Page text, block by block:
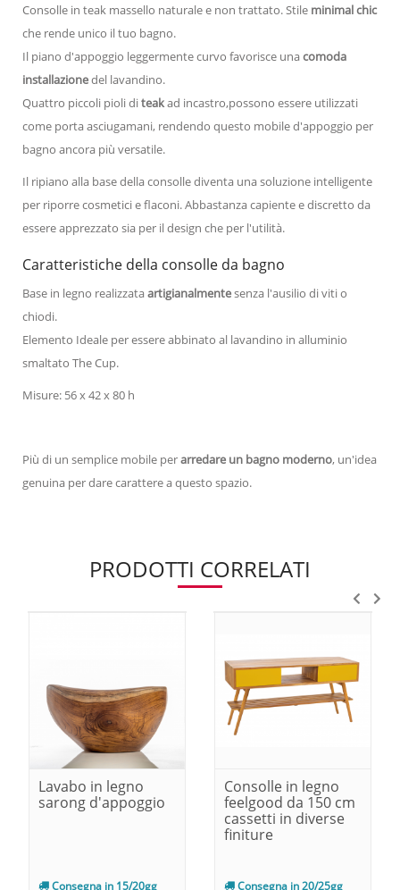
Consolle in teak massello naturale e non trattato. Stile minimal chic
che rende unico il tuo bagno.
Il piano d'appoggio leggermente curvo favorisce unacomoda
installazionedel lavandino.
Quattro piccoli pioli diteakad incastro,possono essere utilizzati
come porta asciugamani, rendendo questo mobile d'appoggio per
bagno ancora più versatile.
Il ripiano alla base della consolle diventa una soluzione intelligente
per riporre cosmetici e flaconi. Abbastanza capiente e discretto da
essere apprezzato sia per il design che per l'utilità.
Caratteristiche della consolle da bagno
Base in legno realizzataartigianalmentesenza l'ausilio di viti o
chiodi.
Elemento Ideale per essere abbinato al lavandino in alluminio
smaltato The Cup.
Misure: 56 x 42 x 80 h
Più di un semplice mobile perarredare un bagno moderno, un'idea
genuina per dare carattere a questo spazio.
PRODOTTI CORRELATI
Lavabo in legno
sarong d'appoggio
Consegna in 15/20gg
Consolle in legno
feelgood da 150 cm
cassetti in diverse
finiture
Consegna in 20/25gg